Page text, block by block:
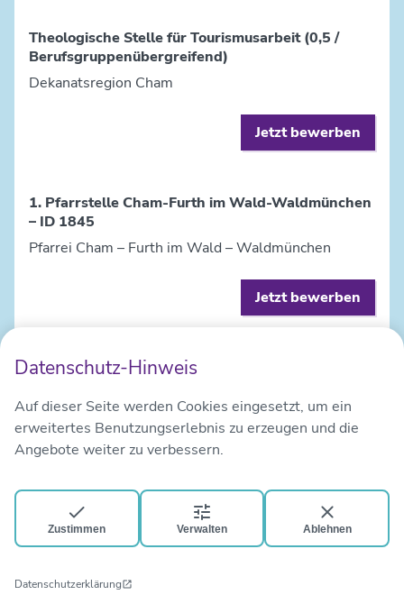
Datenschutz-Hinweis
Auf dieser Seite werden Cookies eingesetzt, um ein
erweitertes Benutzungserlebnis zu erzeugen und die
Angebote weiter zu verbessern.
Zustimmen Verwalten Ablehnen
Datenschutzerklärung
Theologische Stelle für Tourismusarbeit (0,5 /
Berufsgruppenübergreifend)
Dekanatsregion Cham
Jetzt bewerben
1. Pfarrstelle Cham-Furth im Wald-Waldmünchen
– ID 1845
Pfarrei Cham – Furth im Wald – Waldmünchen
Jetzt bewerben
Kontakt